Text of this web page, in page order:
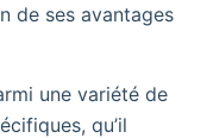
de ses avantages
une variété de
qu’il